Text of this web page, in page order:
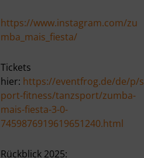
https://www.instagram.com/zu
mba_mais_fiesta/
Tickets
hier: https://eventfrog.de/de/p/s
port-fitness/tanzsport/zumba-
mais-fiesta-3-0-
7459876919619651240.html
Rückblick 2025: